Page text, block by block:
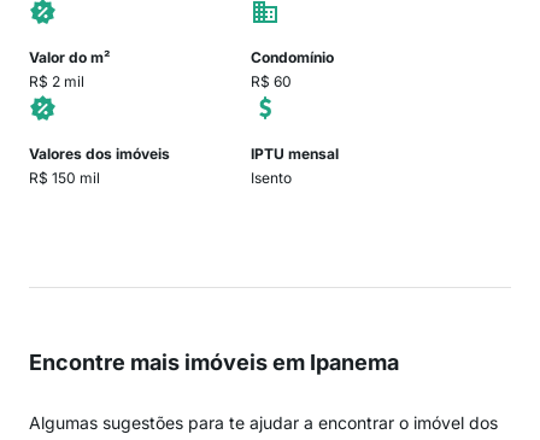
Valor do m²
R$ 2 mil
Condomínio
R$ 60
Valores dos imóveis
R$ 150 mil
IPTU mensal
Isento
Encontre mais imóveis em Ipanema
Algumas sugestões para te ajudar a encontrar o imóvel dos